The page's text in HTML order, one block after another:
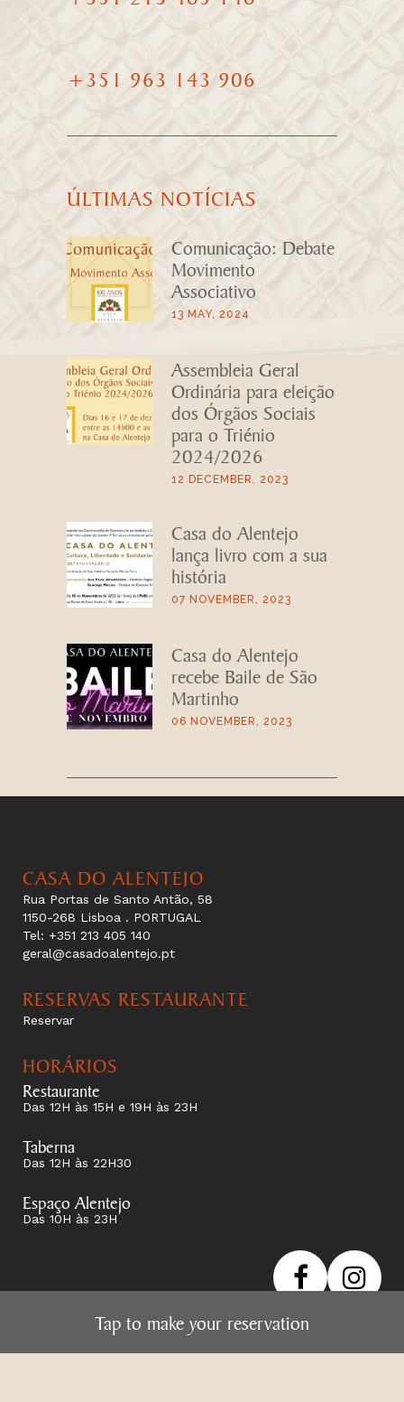
+351 963 143 906
ÚLTIMAS NOTÍCIAS
Comunicação: Debate
Movimento
Associativo
13 MAY, 2024
Assembleia Geral
Ordinária para eleição
dos Órgãos Sociais
para o Triénio
2024/2026
12 DECEMBER, 2023
Casa do Alentejo
lança livro com a sua
história
07 NOVEMBER, 2023
Casa do Alentejo
recebe Baile de São
Martinho
06 NOVEMBER, 2023
Toque aqui para fazer a sua reserva
Tap to make your reservation
CASA DO ALENTEJO
Rua Portas de Santo Antão, 58
1150-268 Lisboa . PORTUGAL
Tel: +351 213 405 140
geral@casadoalentejo.pt
RESERVAS RESTAURANTE
Reservar
HORÁRIOS
Restaurante
Das 12H às 15H e 19H às 23H
Taberna
Das 12H às 22H30
Espaço Alentejo
Das 10H às 23H